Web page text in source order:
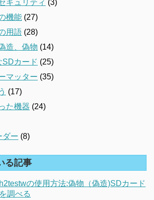
キュリティ (3)
機能 (27)
用語 (28)
造、偽物 (14)
SDカード (25)
マッター (35)
(17)
た機器 (24)
ダー (8)
る記事
h2testwの使用方法:偽物（偽造)SDカード
を調べる